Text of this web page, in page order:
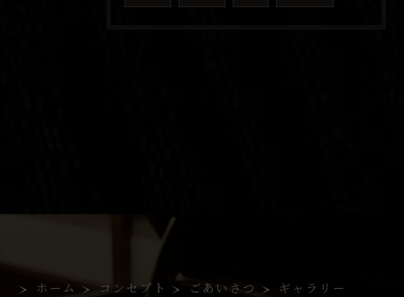
ホーム コンセプト ごあいさつ ギャラリー